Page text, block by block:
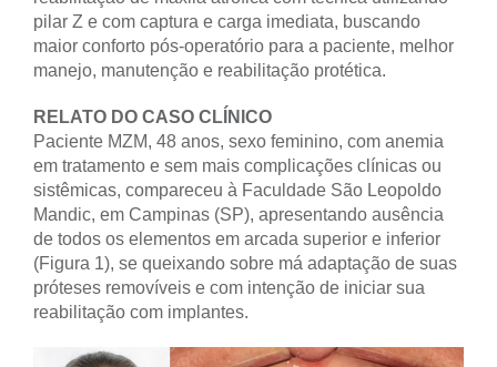
pilar Z e com captura e carga imediata, buscando
maior conforto pós-operatório para a paciente, melhor
manejo, manutenção e reabilitação protética.
RELATO DO CASO CLÍNICO
Paciente MZM, 48 anos, sexo feminino, com anemia
em tratamento e sem mais complicações clínicas ou
sistêmicas, compareceu à Faculdade São Leopoldo
Mandic, em Campinas (SP), apresentando ausência
de todos os elementos em arcada superior e inferior
(Figura 1), se queixando sobre má adaptação de suas
próteses removíveis e com intenção de iniciar sua
reabilitação com implantes.